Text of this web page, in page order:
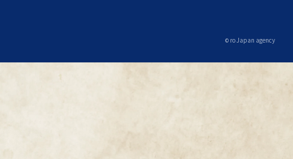
© ro Japan agency